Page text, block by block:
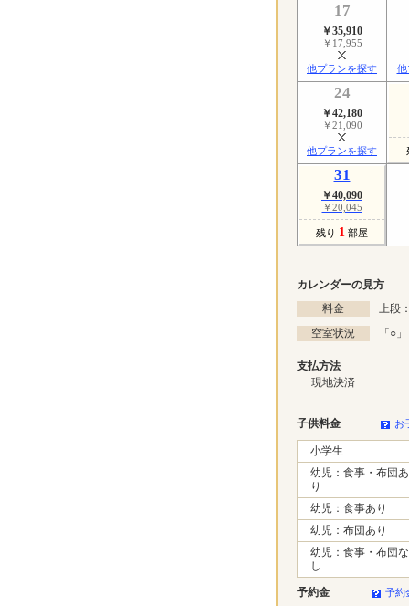
17
￥35,910
￥17,955
他プランを探す 他
24
￥42,180
￥21,090
他プランを探す
31
￥40,090
￥20,045
残り 1 部屋
カレンダーの見方
料金
上段
空室状況
「○
支払方法
現地決済
子供料金 お
小学生
幼児：食事・布団あ
り
幼児：食事あり
幼児：布団あり
幼児：食事・布団な
し
予約金 予約